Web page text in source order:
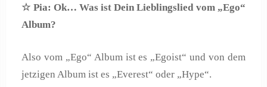
☆ Pia: Ok… Was ist Dein Lieblingslied vom „Ego“
Album?
Also vom „Ego“ Album ist es „Egoist“ und von dem
jetzigen Album ist es „Everest“ oder „Hype“.